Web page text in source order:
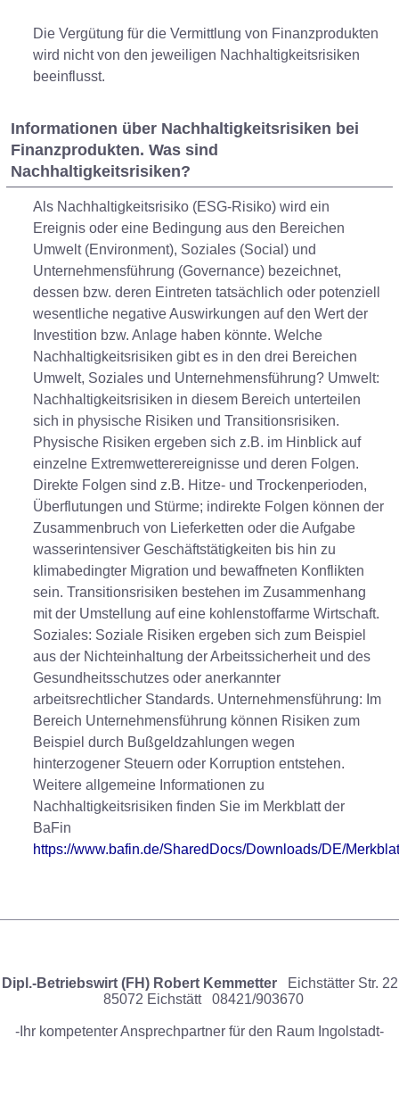
Die Vergütung für die Vermittlung von Finanzprodukten
wird nicht von den jeweiligen Nachhaltigkeitsrisiken
beeinflusst.
Informationen über Nachhaltigkeitsrisiken bei
Finanzprodukten. Was sind
Nachhaltigkeitsrisiken?
Als Nachhaltigkeitsrisiko (ESG-Risiko) wird ein
Ereignis oder eine Bedingung aus den Bereichen
Umwelt (Environment), Soziales (Social) und
Unternehmensführung (Governance) bezeichnet,
dessen bzw. deren Eintreten tatsächlich oder potenziell
wesentliche negative Auswirkungen auf den Wert der
Investition bzw. Anlage haben könnte. Welche
Nachhaltigkeitsrisiken gibt es in den drei Bereichen
Umwelt, Soziales und Unternehmensführung? Umwelt:
Nachhaltigkeitsrisiken in diesem Bereich unterteilen
sich in physische Risiken und Transitionsrisiken.
Physische Risiken ergeben sich z.B. im Hinblick auf
einzelne Extremwetterereignisse und deren Folgen.
Direkte Folgen sind z.B. Hitze- und Trockenperioden,
Überflutungen und Stürme; indirekte Folgen können der
Zusammenbruch von Lieferketten oder die Aufgabe
wasserintensiver Geschäftstätigkeiten bis hin zu
klimabedingter Migration und bewaffneten Konflikten
sein. Transitionsrisiken bestehen im Zusammenhang
mit der Umstellung auf eine kohlenstoffarme Wirtschaft.
Soziales: Soziale Risiken ergeben sich zum Beispiel
aus der Nichteinhaltung der Arbeitssicherheit und des
Gesundheitsschutzes oder anerkannter
arbeitsrechtlicher Standards. Unternehmensführung: Im
Bereich Unternehmensführung können Risiken zum
Beispiel durch Bußgeldzahlungen wegen
hinterzogener Steuern oder Korruption entstehen.
Weitere allgemeine Informationen zu
Nachhaltigkeitsrisiken finden Sie im Merkblatt der
BaFin
https://www.bafin.de/SharedDocs/Downloads/DE/
Dipl.-Betriebswirt (FH) Robert Kemmetter
Eichstätter Str. 22
85072 Eichstätt
08421/903670
-Ihr kompetenter Ansprechpartner für den Raum Ingolstadt-